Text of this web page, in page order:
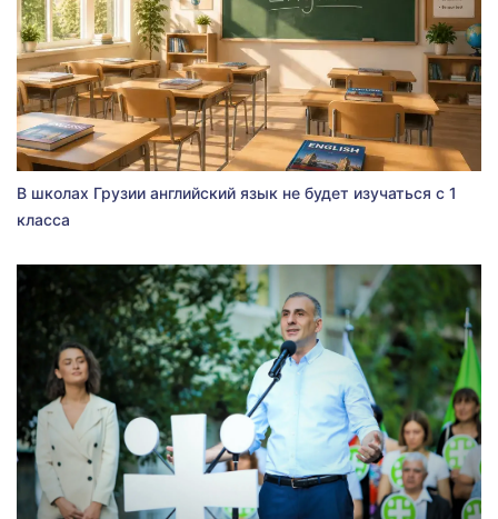
В школах Грузии английский язык не будет изучаться с 1
класса